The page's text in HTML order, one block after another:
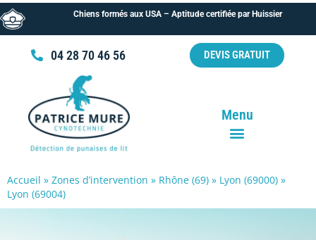
Chiens formés aux USA – Aptitude certifiée par Huissier
04 28 70 46 56 DEVIS GRATUIT
Menu
Accueil » Zones d’intervention » Rhône (69) » Lyon (69000) »
Lyon (69004)